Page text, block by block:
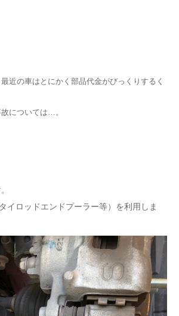
近の車はとにかく部品代金がびっくりするく
については…。
イロッドエンドプーラー等）を利用しま